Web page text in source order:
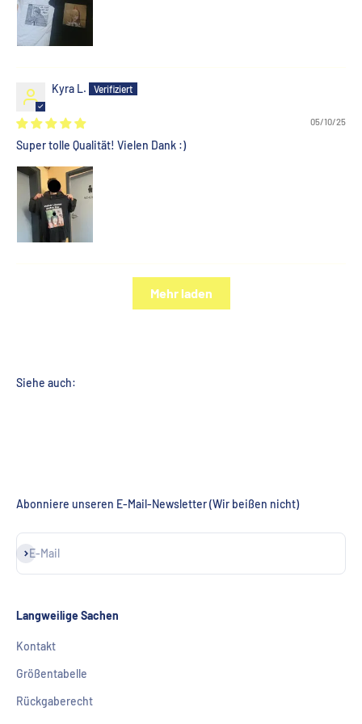
Kyra L.
05/10/25
Super tolle Qualität! Vielen Dank :)
Mehr laden
Abonniere unseren E-Mail-Newsletter (Wir beißen nicht)
E-Mail
Abonnieren
Langweilige Sachen
Kontakt
Größentabelle
Rückgaberecht